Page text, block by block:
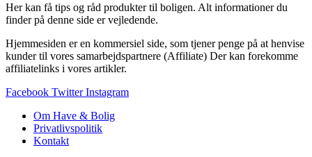
Her kan få tips og råd produkter til boligen. Alt informationer du
finder på denne side er vejledende.
Hjemmesiden er en kommersiel side, som tjener penge på at henvise
kunder til vores samarbejdspartnere (Affiliate) Der kan forekomme
affiliatelinks i vores artikler.
Facebook Twitter Instagram
Om Have & Bolig
Privatlivspolitik
Kontakt